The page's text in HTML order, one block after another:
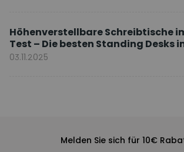
Höhenverstellbare Schreibtische
Test – Die besten Standing Desks
Vergleich
03.11.2025
Melden Sie sich für 10€